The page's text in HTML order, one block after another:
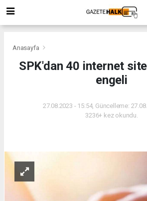
Anasayfa
SPK'dan 40 internet
engeli
27.08.2023 - 15:54, Güncelleme:
3236+ kez okundu.